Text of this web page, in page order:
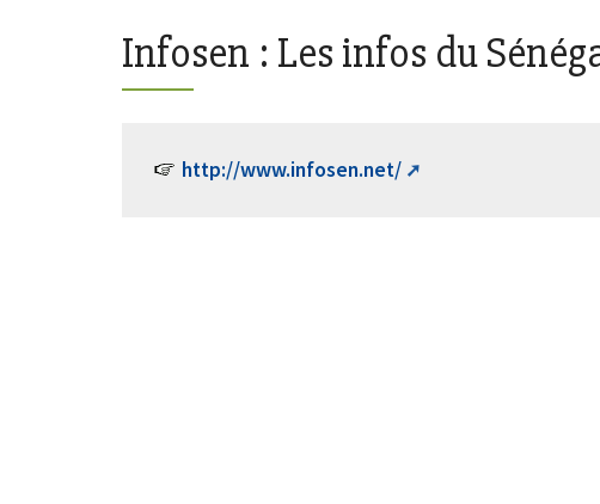
Infosen : Les infos du
http://www.infosen.net/